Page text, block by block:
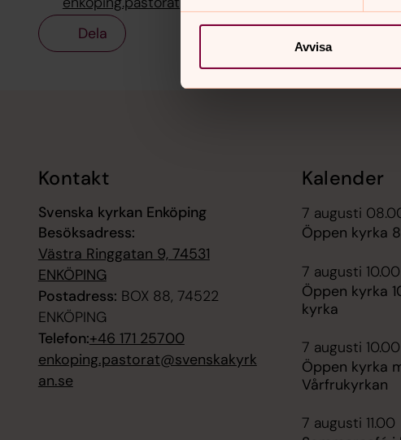
Avvisa
Dela
Kontakt
Svenska kyrkan Enköping
Besöksadress:
Västra Ringgatan 9, 74531
ENKÖPING
Postadress: BOX 88, 74522
ENKÖPING
Telefon:+46 171 25700
enkoping.pastorat@svenskakyrk
an.se
Kalender
7 augusti
Öppen kyrka
7 augusti 10.00
Öppen kyrka
kyrka
7 augusti 10.00
Öppen kyrka
Vårfrukyrkan
7 augusti 11.00